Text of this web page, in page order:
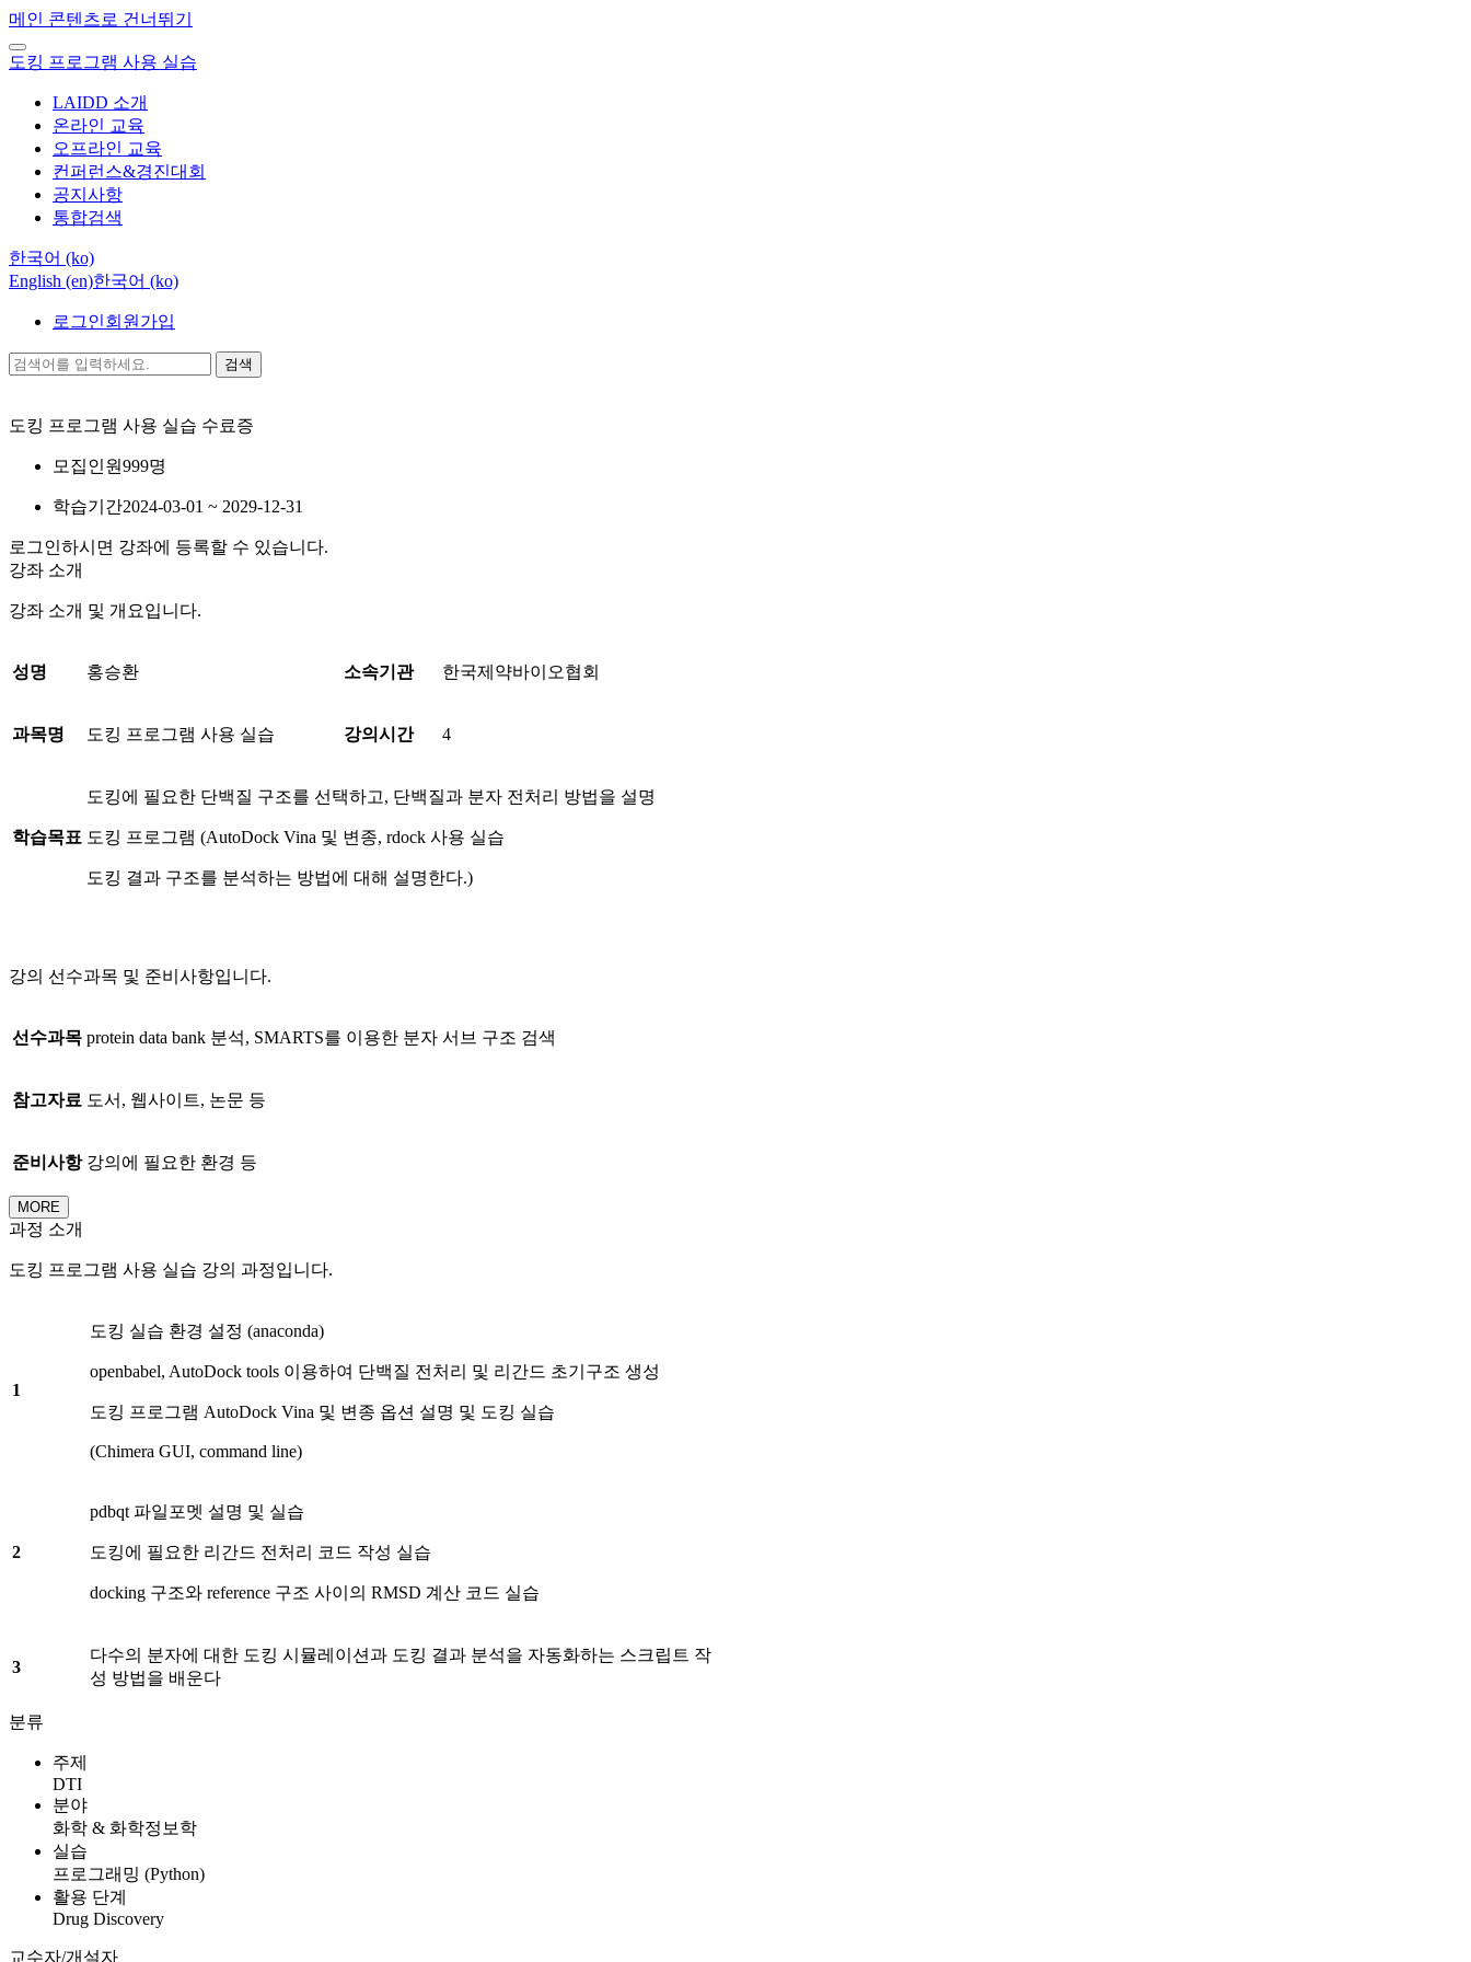
메인 콘텐츠로 건너뛰기
도킹 프로그램 사용 실습
LAIDD 소개
온라인 교육
오프라인 교육
컨퍼런스&경진대회
공지사항
통합검색
한국어 ‎(ko)‎
English ‎(en)‎한국어 ‎(ko)‎
로그인회원가입
검색
도킹 프로그램 사용 실습 수료증
모집인원999명
학습기간2024-03-01 ~ 2029-12-31
로그인하시면 강좌에 등록할 수 있습니다.
강좌 소개
강좌 소개 및 개요입니다.
성명 홍승환 소속기관 한국제약바이오협회
과목명 도킹 프로그램 사용 실습 강의시간 4
학습목표
도킹에 필요한 단백질 구조를 선택하고, 단백질과 분자 전처리 방법을 설명
도킹 프로그램 (AutoDock Vina 및 변종, rdock 사용 실습
도킹 결과 구조를 분석하는 방법에 대해 설명한다.)
강의 선수과목 및 준비사항입니다.
선수과목 protein data bank 분석, SMARTS를 이용한 분자 서브 구조 검색
참고자료 도서, 웹사이트, 논문 등
준비사항 강의에 필요한 환경 등
MORE
과정 소개
도킹 프로그램 사용 실습 강의 과정입니다.
1
도킹 실습 환경 설정 (anaconda)
openbabel, AutoDock tools 이용하여 단백질 전처리 및 리간드 초기구조 생성
도킹 프로그램 AutoDock Vina 및 변종 옵션 설명 및 도킹 실습
(Chimera GUI, command line)
2
pdbqt 파일포멧 설명 및 실습
도킹에 필요한 리간드 전처리 코드 작성 실습
docking 구조와 reference 구조 사이의 RMSD 계산 코드 실습
3
다수의 분자에 대한 도킹 시뮬레이션과 도킹 결과 분석을 자동화하는 스크립트 작
성 방법을 배운다
분류
주제
DTI
분야
화학 & 화학정보학
실습
프로그래밍 (Python)
활용 단계
Drug Discovery
교수자/개설자